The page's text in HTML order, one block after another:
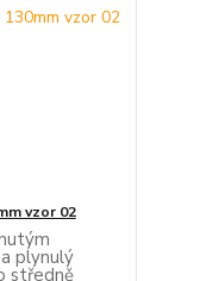
vzor 02
plynulý
středně